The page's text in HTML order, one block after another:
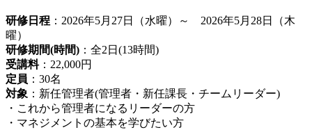
研修日程 ：2026年5月27日（水曜）～ 2026年5月28日（木
曜）
研修期間(時間) ：全2日(13時間)
受講料：22,000円
定員 ：30名
対象 ：新任管理者(管理者・新任課長・チームリーダー)
・これから管理者になるリーダーの方
・マネジメントの基本を学びたい方